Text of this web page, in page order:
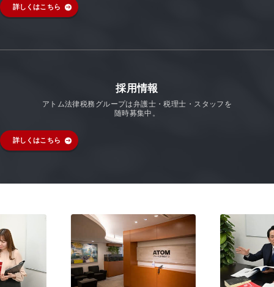
詳しくはこちら
採用情報
アトム法律税務グループは弁護士・税理士・スタッフを
随時募集中。
詳しくはこちら